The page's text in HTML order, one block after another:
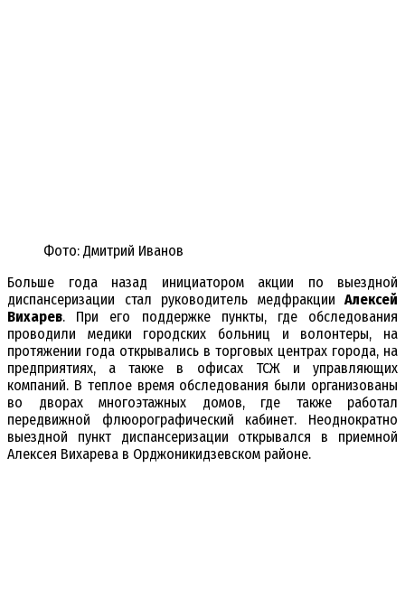
Фото: Дмитрий Иванов
Больше года назад инициатором акции по выездной
диспансеризации стал руководитель медфракции Алексей
Вихарев. При его поддержке пункты, где обследования
проводили медики городских больниц и волонтеры, на
протяжении года открывались в торговых центрах города, на
предприятиях, а также в офисах ТСЖ и управляющих
компаний. В теплое время обследования были организованы
во дворах многоэтажных домов, где также работал
передвижной флюорографический кабинет. Неоднократно
выездной пункт диспансеризации открывался в приемной
Алексея Вихарева в Орджоникидзевском районе.